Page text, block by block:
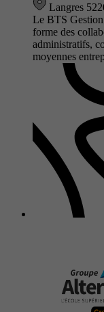
Langres
Le BTS
forme des
administratifs,
moyennes